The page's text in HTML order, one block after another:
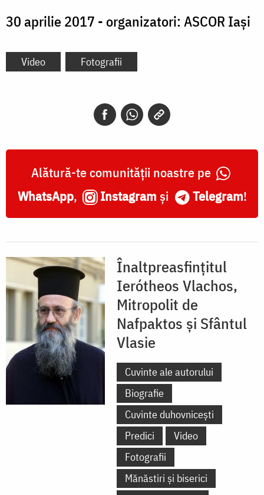
30 aprilie 2017 - organizatori: ASCOR Iași
Video Fotografii
Alătură-te comunității noastre pe
WhatsApp, Instagram și Telegram!
Înaltpreasfințitul
Ierótheos Vlachos,
Mitropolit de
Nafpaktos și Sfântul
Vlasie
Cuvinte ale autorului
Biografie
Cuvinte duhovnicești
Predici
Video
Fotografii
Mănăstiri și biserici